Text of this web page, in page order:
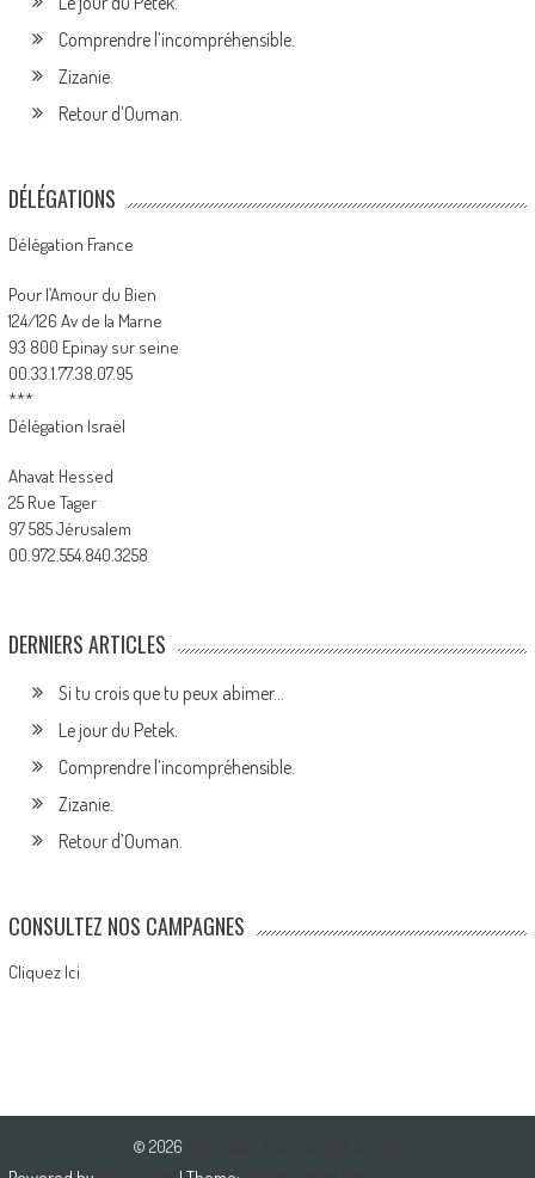
Comprendre l’incompréhensible.
Zizanie.
Retour d’Ouman.
DÉLÉGATIONS
Délégation France
Pour l’Amour du Bien
124/126 Av de la Marne
93 800 Epinay sur seine
00.33.1.77.38.07.95
***
Délégation Israël
Ahavat Hessed
25 Rue Tager
97 585 Jérusalem
00.972.554.840.3258
DERNIERS ARTICLES
Si tu crois que tu peux abimer…
Le jour du Petek.
Comprendre l’incompréhensible.
Zizanie.
Retour d’Ouman.
CONSULTEZ NOS CAMPAGNES
Cliquez Ici
© 2026